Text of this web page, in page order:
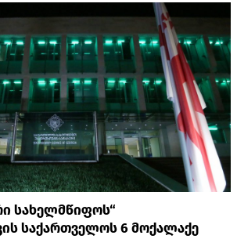
სახელმწიფოს“
საქართველოს 6 მოქალაქე